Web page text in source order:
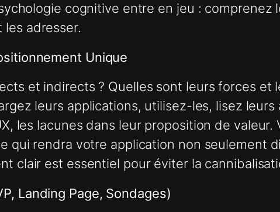
cognitive entre en jeu :
adresser.
Unique
et indirects ? Quelles sont leurs forces et
leurs applications, utilisez-les, lisez
les lacunes dans leur proposition de
qui rendra votre application non seulement
clair est essentiel pour éviter la
Landing Page, Sondages)